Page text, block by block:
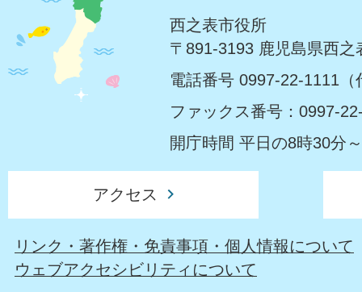
西之表市役所
〒891-3193 鹿児島県西
電話番号 0997-22-1111（
ファックス番号：0997-
開庁時間 平日の8時30分
アクセス
リンク・著作権・免責事項・個人情報について
ウェブアクセシビリティについて